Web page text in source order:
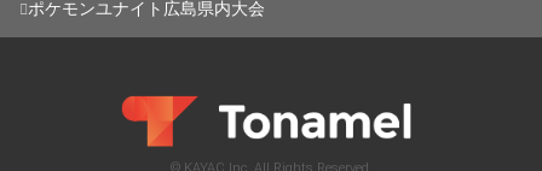
【大会のエントリー方法】
てください。
※エントリー時に入力いただくプレイヤー名はゲーム内の
名前と揃えていただくようお願いします。
ポケモンユナイト広島県内大会